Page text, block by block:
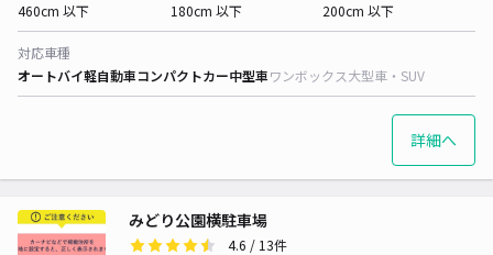
460cm 以下
180cm 以下
200cm 以下
対応車種
オートバイ軽自動車コンパクトカー中型車ワンボックス大型車・SUV
詳細へ
みどり公園横駐車場
4.6 / 13件